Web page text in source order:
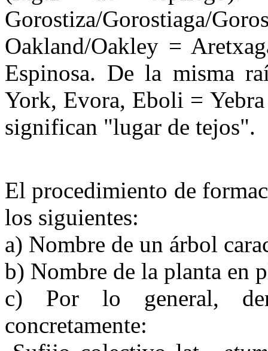
Gorostiza/Gorostiaga/
Oakland/Oakley =
Espinosa. De la misma
York, Evora, Eboli =
significan "lugar de tejos".
El procedimiento de
los siguientes:
a) Nombre de un árbol
b) Nombre de la planta en
c) Por lo general,
concretamente: